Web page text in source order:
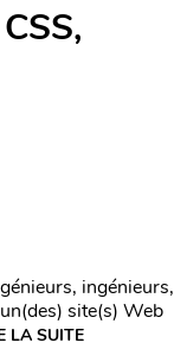
ingénieurs,
site(s) Web
LA SUITE